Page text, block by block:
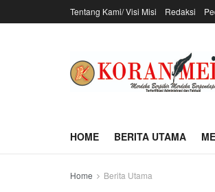
Tentang Kami/ Visi Misi Redaksi
HOME BERITA UTAMA
Home Berita Utama